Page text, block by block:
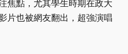
焦點，尤其學生時期在政大
片也被網友翻出，超強演唱